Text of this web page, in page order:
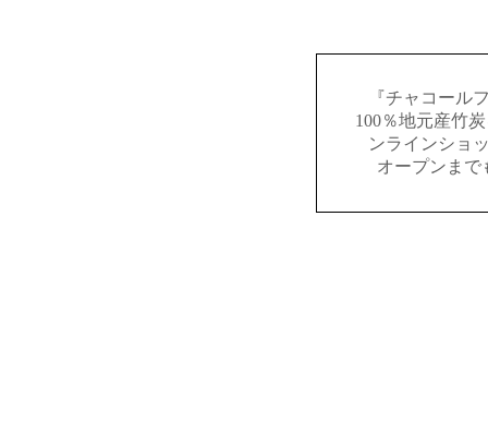
『チャコー
100％地元産竹
ンラインショ
オープンまで